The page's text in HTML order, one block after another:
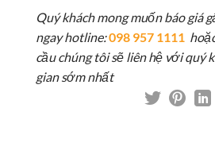
Quý khách mong muốn báo giá
ngay hotline:098 957 1111
cầu chúng tôi sẽ liên hệ với quý
gian sớm nhất